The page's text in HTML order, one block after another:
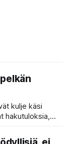
kulje käsi
hakutuloksia,
arjen